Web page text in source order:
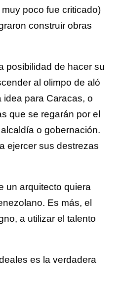
poco fue criticado)
construir obras
posibilidad de hacer su
al olimpo de aló
idea para Caracas, o
que se regarán por el
o gobernación.
ejercer sus destrezas
un arquitecto quiera
Es más, el
a utilizar el talento
es la verdadera